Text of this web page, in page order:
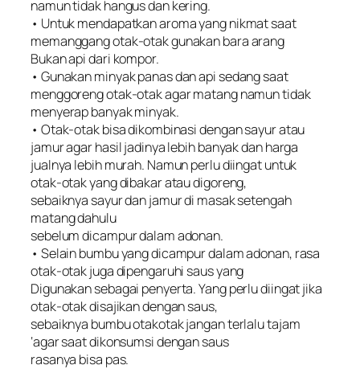
namun tidak hangus dan kering.
• Untuk mendapatkan aroma yang nikmat saat
memanggang otak-otak gunakan bara arang
Bukan api dari kompor.
• Gunakan minyak panas dan api sedang saat
menggoreng otak-otak agar matang namun tidak
menyerap banyak minyak.
• Otak-otak bisa dikombinasi dengan sayur atau
jamur agar hasil jadinya lebih banyak dan harga
jualnya lebih murah. Namun perlu diingat untuk
otak-otak yang dibakar atau digoreng,
sebaiknya sayur dan jamur di masak setengah
matang dahulu
sebelum dicampur dalam adonan.
• Selain bumbu yang dicampur dalam adonan, rasa
otak-otak juga dipengaruhi saus yang
Digunakan sebagai penyerta. Yang perlu diingat jika
otak-otak disajikan dengan saus,
sebaiknya bumbu otakotak jangan terlalu tajam
‘agar saat dikonsumsi dengan saus
rasanya bisa pas.